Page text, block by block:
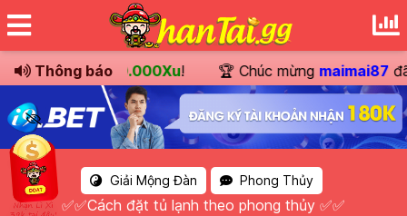
Thông báo
trị giá220.000Xu! 🏆 Chúc mừngmaimai87đã
Giải Mộng Đàn Phong Thủy
✅✅Cách đặt tủ lạnh theo phong thủy ✅✅